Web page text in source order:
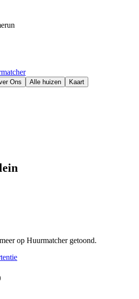
Ons Alle huizen Kaart
op Huurmatcher getoond.